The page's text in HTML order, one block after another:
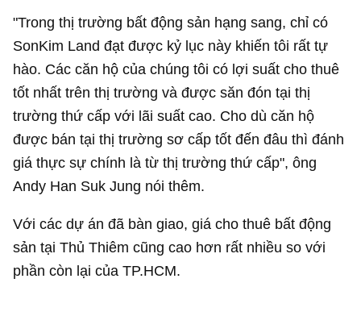
"Trong thị trường bất động sản hạng sang, chỉ có
SonKim Land đạt được kỷ lục này khiến tôi rất tự
hào. Các căn hộ của chúng tôi có lợi suất cho thuê
tốt nhất trên thị trường và được săn đón tại thị
trường thứ cấp với lãi suất cao. Cho dù căn hộ
được bán tại thị trường sơ cấp tốt đến đâu thì đánh
giá thực sự chính là từ thị trường thứ cấp", ông
Andy Han Suk Jung nói thêm.
Với các dự án đã bàn giao, giá cho thuê bất động
sản tại Thủ Thiêm cũng cao hơn rất nhiều so với
phần còn lại của TP.HCM.